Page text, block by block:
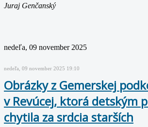
Juraj Genčanský
nedeľa, 09 november 2025
nedeľa, 09 november 2025 19:10
Obrázky z Gemerskej
v Revúcej, ktorá detským
chytila za srdcia starších